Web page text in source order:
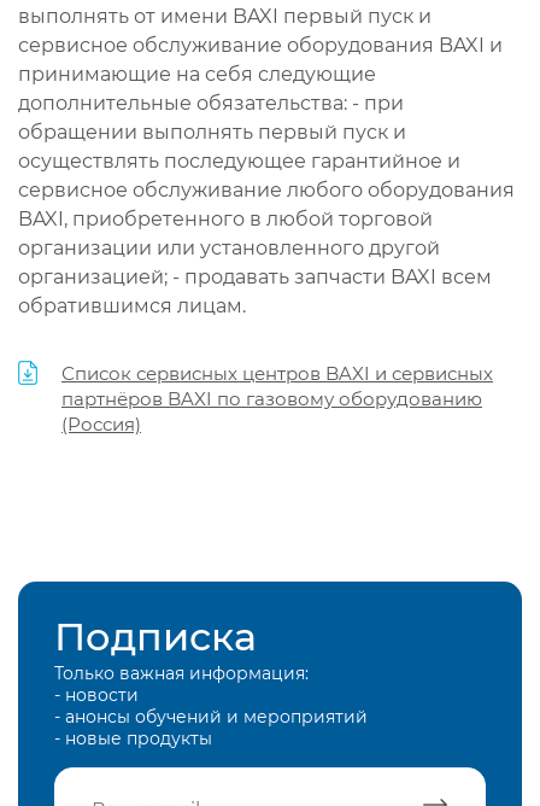
выполнять от имени BAXI первый пуск и
сервисное обслуживание оборудования BAXI и
принимающие на себя следующие
дополнительные обязательства: - при
обращении выполнять первый пуск и
осуществлять последующее гарантийное и
сервисное обслуживание любого оборудования
BAXI, приобретенного в любой торговой
организации или установленного другой
организацией; - продавать запчасти BAXI всем
обратившимся лицам.
Список сервисных центров BAXI и сервисных
партнёров BAXI по газовому оборудованию
(Россия)
Подписка
Только важная информация:
- новости
- анонсы обучений и мероприятий
- новые продукты